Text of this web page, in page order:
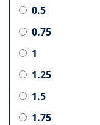
0.5
0.75
1
1.25
1.5
1.75